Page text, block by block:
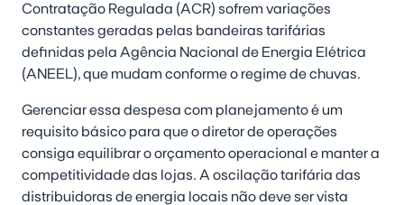
Contratação Regulada (ACR) sofrem variações
constantes geradas pelas bandeiras tarifárias
definidas pela Agência Nacional de Energia Elétrica
(ANEEL), que mudam conforme o regime de chuvas.
Gerenciar essa despesa com planejamento é um
requisito básico para que o diretor de operações
consiga equilibrar o orçamento operacional e manter a
competitividade das lojas. A oscilação tarifária das
distribuidoras de energia locais não deve ser vista